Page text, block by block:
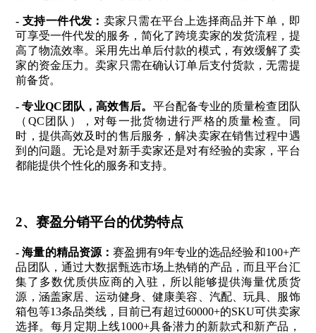
- 支持一件代发： 卖家只需在平台上选择商品并下单，即
可享受一件代发的服务，简化了跨境卖家的发货流程，提
高了物流效率。采用先出单后付款的模式，有效缓解了卖
家的资金压力。卖家只需在确认订单后支付货款，无需提
前备货。
-专业QC团队，高效售后。 平台配备专业的质量检查团队
（QC团队），对每一批货物进行严格的质量检查。同
时，提供高效及时的售后服务，解决卖家在销售过程中遇
到的问题。无论是对新手卖家还是对有经验的卖家，平台
都能提供个性化的服务和支持。
2、赛盈分销平台的优势特点
- 海量的精品资源： 赛盈拥有9年专业的选品经验和100+产
品团队，通过大数据甄选市场上热销的产品，而且平台汇
集了多数优质供应商的入驻，所以能够提供海量优质货
源，涵盖家居、运动健身、健康美容、汽配、玩具、服饰
箱包等13条品类线，目前已有超过60000+的SKU可供卖家
选择。每月定期上线1000+具备潜力的新款式和新产品，